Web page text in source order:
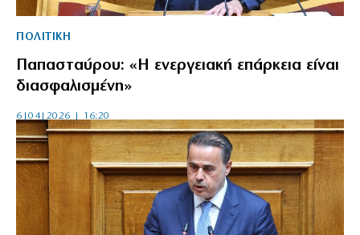
ΠΟΛΙΤΙΚΗ
Παπασταύρου: «Η ενεργειακή επάρκεια είναι
διασφαλισμένη»
6|04|2026 | 16:20